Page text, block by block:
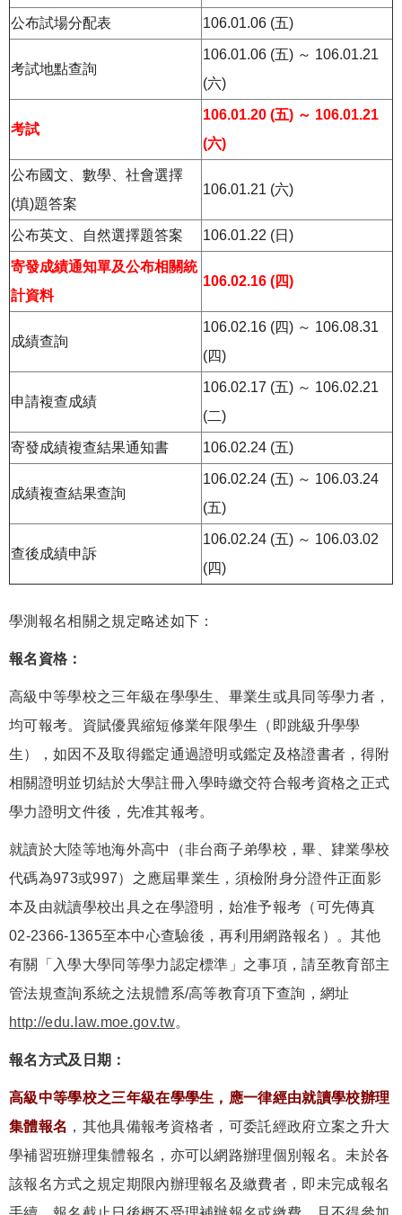
公布試場分配表 106.01.06 (五)
考試地點查詢
106.01.06 (五) ～ 106.01.21
(六)
考試
106.01.20 (五) ～ 106.01.21
(六)
公布國文、數學、社會選擇
(填)題答案
106.01.21 (六)
公布英文、自然選擇題答案 106.01.22 (日)
寄發成績通知單及公布相關統
計資料
106.02.16 (四)
成績查詢
106.02.16 (四) ～ 106.08.31
(四)
申請複查成績
106.02.17 (五) ～ 106.02.21
(二)
寄發成績複查結果通知書 106.02.24 (五)
成績複查結果查詢
106.02.24 (五) ～ 106.03.24
(五)
查後成績申訴
106.02.24 (五) ～ 106.03.02
(四)
學測報名相關之規定略述如下：
報名資格：
高級中等學校之三年級在學學生、畢業生或具同等學力者，
均可報考。資賦優異縮短修業年限學生（即跳級升學學
生），如因不及取得鑑定通過證明或鑑定及格證書者，得附
相關證明並切結於大學註冊入學時繳交符合報考資格之正式
學力證明文件後，先准其報考。
就讀於大陸等地海外高中（非台商子弟學校，畢、肄業學校
代碼為973或997）之應屆畢業生，須檢附身分證件正面影
本及由就讀學校出具之在學證明，始准予報考（可先傳真
02-2366-1365至本中心查驗後，再利用網路報名）。其他
有關「入學大學同等學力認定標準」之事項，請至教育部主
管法規查詢系統之法規體系/高等教育項下查詢，網址
http://edu.law.moe.gov.tw。
報名方式及日期：
高級中等學校之三年級在學學生，應一律經由就讀學校辦理
集體報名 ， 其他具備報考資格者，可委託經政府立案之升大
學補習班辦理集體報名，亦可以網路辦理個別報名。未於各
該報名方式之規定期限內辦理報名及繳費者，即未完成報名